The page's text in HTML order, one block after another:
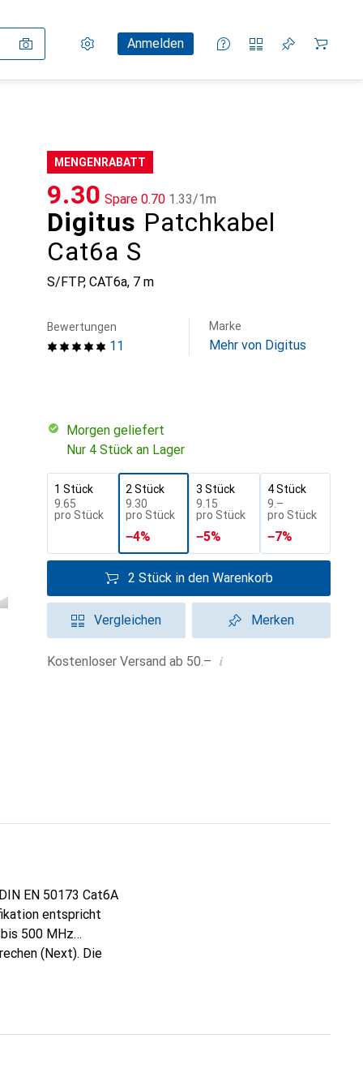
Einstellungen
KundenkontoAnmelden
Vergleichslisten
Merklisten
Warenkorb
MENGENRABATT
Digitus Patchkabel
Cat6a S
S/FTP, CAT6a, 7 m
CHF
9.30 Spare CHF
0.70 CHF
1.33/1m
11
Bewertungen Marke
Mehr von Digitus
morgen geliefert
Nur 4 Stück an Lager
1 Stück
CHF
9.65
pro Stück
2 Stück
CHF
9.30
pro Stück
−4%
3 Stück
CHF
9.15
pro Stück
−5%
4 Stück
CHF
9.–
pro Stück
−7%
2 Stück in den Warenkorb
Vergleichen Merken
Kostenloser Versand ab 50.– i
EN 50173 Cat6A
entspricht
500 MHz
(Next). Die
einfache